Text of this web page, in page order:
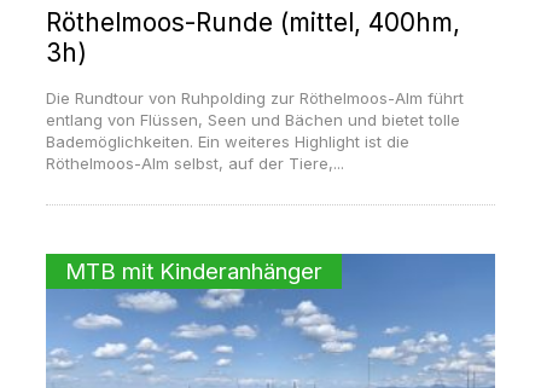
Röthelmoos-Runde (mittel, 400hm,
3h)
Die Rundtour von Ruhpolding zur Röthelmoos-Alm führt
entlang von Flüssen, Seen und Bächen und bietet tolle
Bademöglichkeiten. Ein weiteres Highlight ist die
Röthelmoos-Alm selbst, auf der Tiere,...
MTB mit Kinderanhänger